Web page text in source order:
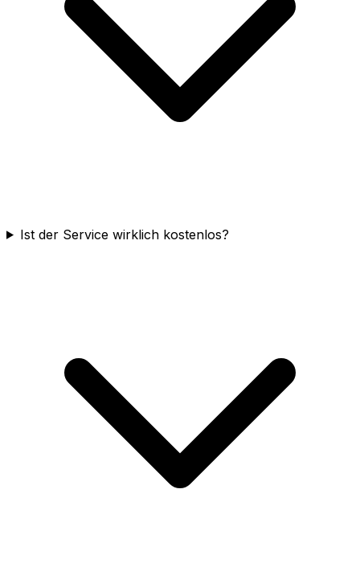
Ist der Service wirklich kostenlos?